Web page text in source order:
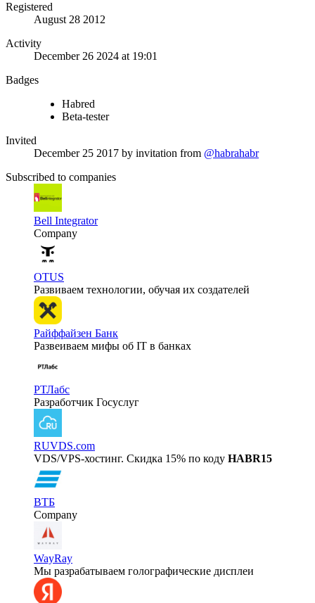
Registered
August 28 2012
Activity
December 26 2024 at 19:01
Badges
Habred
Beta-tester
Invited
December 25 2017 by invitation from @habrahabr
Subscribed to companies
Bell Integrator
Company
OTUS
Развиваем технологии, обучая их создателей
Райффайзен Банк
Развеиваем мифы об IT в банках
РТЛабс
Разработчик Госуслуг
RUVDS.com
VDS/VPS-хостинг. Скидка 15% по коду HABR15
ВТБ
Company
WayRay
Мы разрабатываем голографические дисплеи